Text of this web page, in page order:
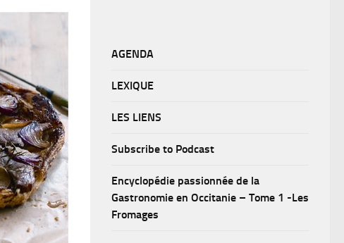
AGENDA
LEXIQUE
LES LIENS
Subscribe to Podcast
Encyclopédie passionnée de la
Gastronomie en Occitanie – Tome 1 -Les
Fromages